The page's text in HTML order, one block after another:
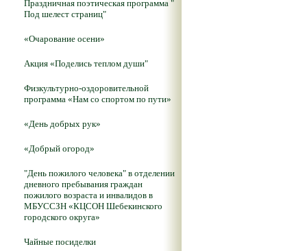
Праздничная поэтическая программа "
Под шелест страниц"
«Очарование осени»
Акция «Поделись теплом души"
Физкультурно-оздоровительной
программа «Нам со спортом по пути»
«День добрых рук»
«Добрый огород»
"День пожилого человека" в отделении
дневного пребывания граждан
пожилого возраста и инвалидов в
МБУССЗН «КЦСОН Шебекинского
городского округа»
Чайные посиделки